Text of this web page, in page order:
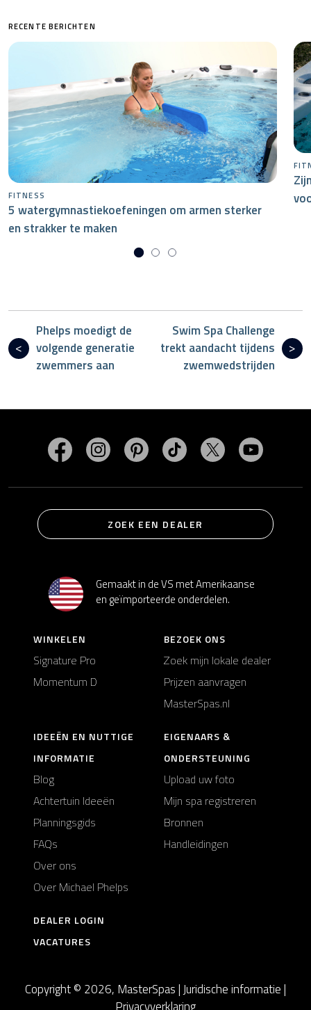
RECENTE BERICHTEN
FITNESS
5 watergymnastiekoefeningen om armen sterker
en strakker te maken
Phelps moedigt de
volgende generatie
zwemmers aan
Swim Spa Challenge
trekt aandacht tijdens
zwemwedstrijden
Bezoek MasterSpas op Facebook
Bezoek MasterSpas op Instagram
Bezoek MasterSpas op Pinterest
Bezoek MasterSpas op
BezoekBezoek
Gemaakt in de VS met Amerikaanse
en geïmporteerde onderdelen.
ZOEK EEN DEALER
WINKELEN
Signature Pro
Momentum D
BEZOEK ONS
Zoek mijn lokale dealer
Prijzen aanvragen
MasterSpas.nl
IDEEËN EN NUTTIGE
INFORMATIE
Blog
Achtertuin Ideeën
Planningsgids
FAQs
Over ons
Over Michael Phelps
EIGENAARS &
ONDERSTEUNING
Upload uw foto
Mijn spa registreren
Bronnen
Handleidingen
DEALER LOGIN
VACATURES
Copyright © 2026, MasterSpas | Juridische informatie|